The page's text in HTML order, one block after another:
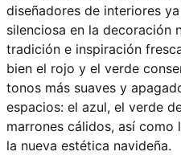
diseñadores de interiores
silenciosa en la decoración
tradición e inspiración
bien el rojo y el verde
tonos más suaves y
espacios: el azul, el verde
marrones cálidos, así
la nueva estética navideña.